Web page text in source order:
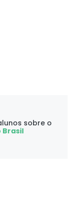
sobre o
Brasil